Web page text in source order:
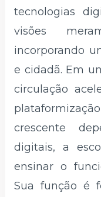
tecnologias
visões
incorporando
e cidadã. Em
circulação
crescente
digitais, a
ensinar o
Sua função é